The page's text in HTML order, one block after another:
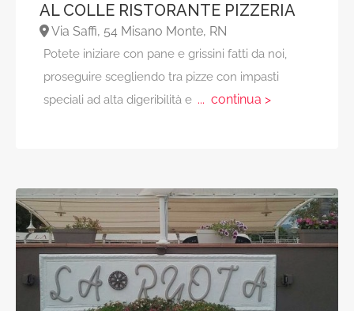
AL COLLE RISTORANTE PIZZERIA
Via Saffi, 54 Misano Monte, RN
Potete iniziare con pane e grissini fatti da noi,
proseguire scegliendo tra pizze con impasti
speciali ad alta digeribilità e... continua >